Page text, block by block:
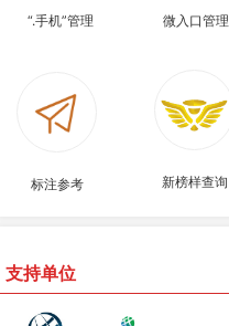
新榜样查询
标注参考
“.手机”管理 微入口管理
支持单位